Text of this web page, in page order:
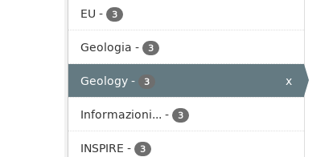
EU - 3
Geologia - 3
Geology- 3
x
Informazioni... - 3
INSPIRE - 3